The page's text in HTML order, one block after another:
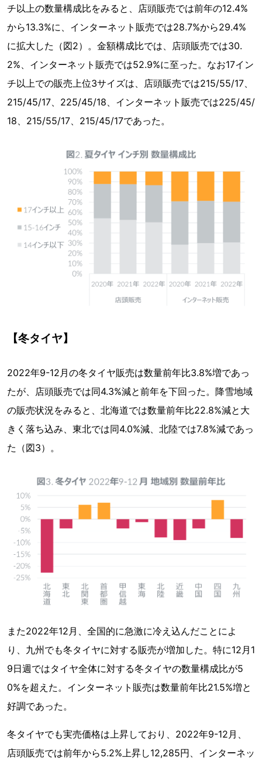
チ以上の数量構成比をみると、店頭販売では前年の12.4%
から13.3%に、インターネット販売では28.7%から29.4%
に拡大した（図2）。金額構成比では、店頭販売では30.
2%、インターネット販売では52.9%に至った。なお17イン
チ以上での販売上位3サイズは、店頭販売では215/55/17、
215/45/17、225/45/18、インターネット販売では225/45/
18、215/55/17、215/45/17であった。
【冬タイヤ】
2022年9-12月の冬タイヤ販売は数量前年比3.8%増であっ
たが、店頭販売では同4.3%減と前年を下回った。降雪地域
の販売状況をみると、北海道では数量前年比22.8%減と大
きく落ち込み、東北では同4.0%減、北陸では7.8%減であっ
た（図3）。
また2022年12月、全国的に急激に冷え込んだことによ
り、九州でも冬タイヤに対する販売が増加した。特に12月1
9日週ではタイヤ全体に対する冬タイヤの数量構成比が5
0%を超えた。インターネット販売は数量前年比21.5%増と
好調であった。
冬タイヤでも実売価格は上昇しており、2022年9-12月、
店頭販売では前年から5.2%上昇し12,285円、インターネッ